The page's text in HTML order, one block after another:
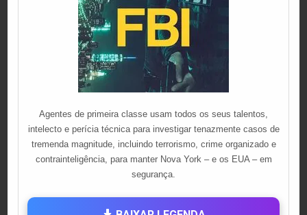
Agentes de primeira classe usam todos os seus talentos,
intelecto e perícia técnica para investigar tenazmente casos de
tremenda magnitude, incluindo terrorismo, crime organizado e
contrainteligência, para manter Nova York – e os EUA – em
segurança.